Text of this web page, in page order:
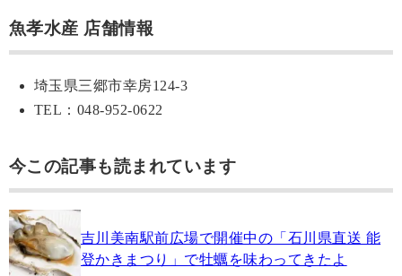
魚孝水産 店舗情報
埼玉県三郷市幸房124-3
TEL：048-952-0622
今この記事も読まれています
吉川美南駅前広場で開催中の「石川県直送 能
登かきまつり」で牡蠣を味わってきたよ